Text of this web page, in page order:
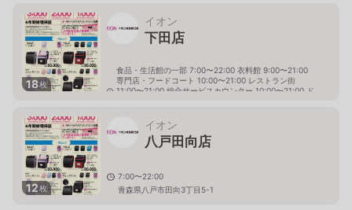
～13時/14時～18時の営業（13時～14時休業） 水・祝日
は休業。但し感謝デーと重複は営業する場合がございま
す。詳細は売場へお問い合わせください。
18枚
イオン
下田店
食品・生活館の一部 7:00〜22:00 衣料館 9:00〜21:00
専門店・フードコート 10:00〜21:00 レストラン街
11:00〜21:00 総合サービスカウンター 10:00〜21:00 ド
青森県上北郡おいらせ町中野平40-1
12枚
イオン
八戸田向店
7:00〜22:00
青森県八戸市田向3丁目5-1